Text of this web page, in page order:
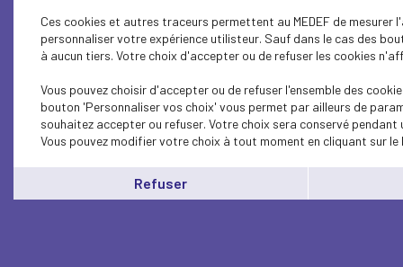
Ces cookies et autres traceurs permettent au MEDEF de
personnaliser votre expérience utilisteur. Sauf dans le cas des
à aucun tiers. Votre choix d'accepter ou de refuser les cookies
Vous pouvez choisir d'accepter ou de refuser l'ensemble des
bouton 'Personnaliser vos choix' vous permet par ailleurs de
souhaitez accepter ou refuser. Votre choix sera conservé pendant
Vous pouvez modifier votre choix à tout moment en cliquant sur le
Refuser